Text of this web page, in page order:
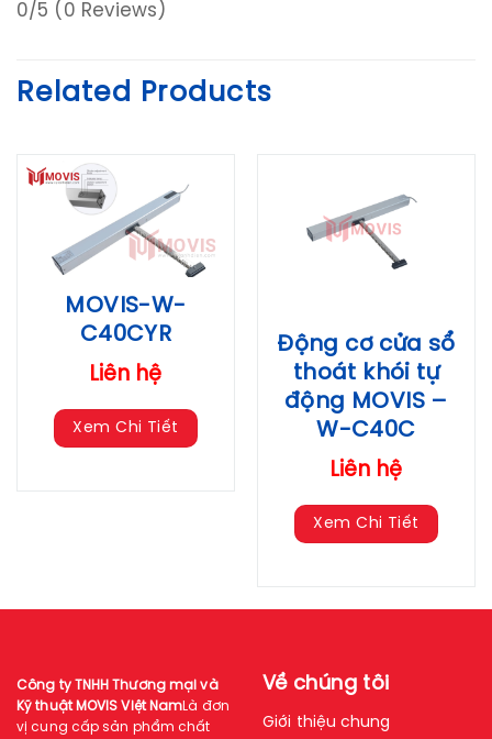
0/5 (0 Reviews)
Related Products
MOVIS-W-
C40CYR
Liên hệ
Xem Chi Tiết
Động cơ cửa sổ
thoát khói tự
động MOVIS –
W-C40C
Liên hệ
Xem Chi Tiết
Công ty TNHH Thương mại và
Kỹ thuật MOVIS Việt Nam Là đơn
vị cung cấp sản phẩm chất
Về chúng tôi
Giới thiệu chung